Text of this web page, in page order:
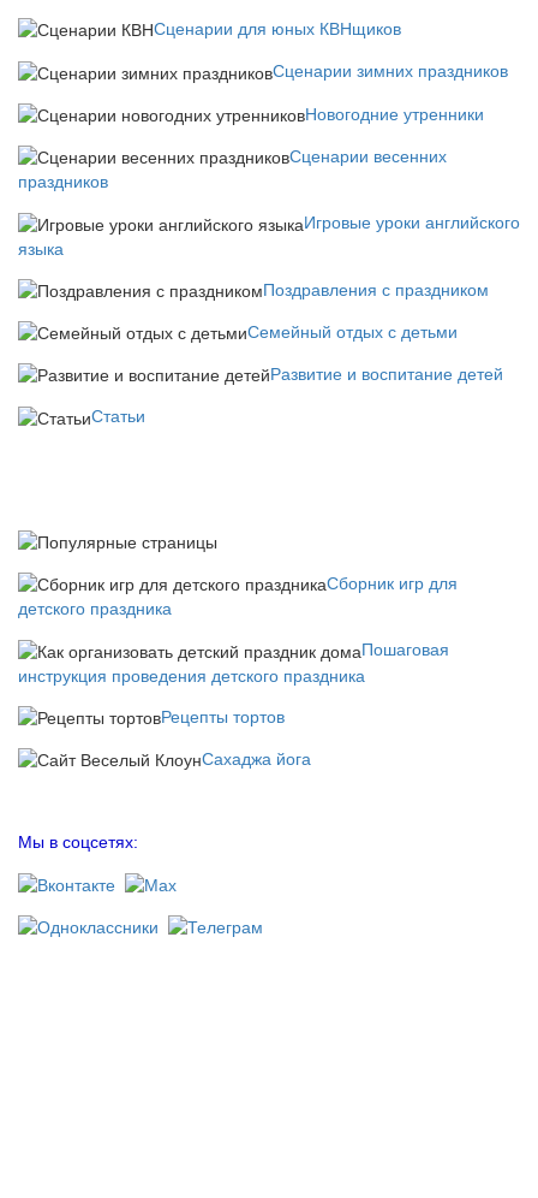
Сценарии для юных КВНщиков
Сценарии зимних праздников
Новогодние утренники
Сценарии весенних
праздников
Игровые уроки английского
языка
Поздравления с праздником
Семейный отдых с детьми
Развитие и воспитание детей
Статьи
Сборник игр для
детского праздника
Пошаговая
инструкция проведения детского праздника
Рецепты тортов
Сахаджа йога
Мы в соцсетях: